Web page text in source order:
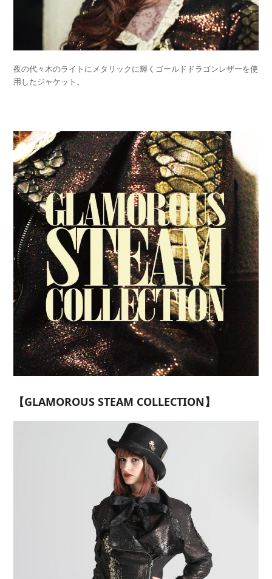
夜の代々木のライトにメタリックに輝くゴールドドラゴンレザーを使
用したジャケット。
【GLAMOROUS STEAM COLLECTION】